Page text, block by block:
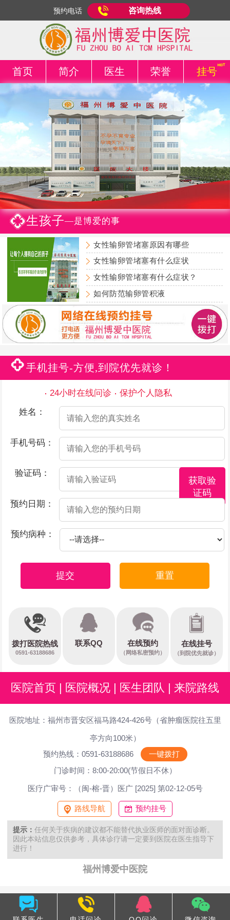
预约电话 咨询热线
首页 简介 医生 荣誉 挂号
生孩子—是博爱的事
女性输卵管堵塞原因有哪些
女性输卵管堵塞有什么症状
女性输卵管堵塞有什么症状？
如何防范输卵管积液
手机挂号-方便,到院优先就诊！
24小时在线问诊
保护个人隐私
姓名：
手机号码：
验证码：
获取验
证码
预约日期：
预约病种：
提交 重置
拨打医院热线
0591-63188686
联系QQ 在线预约
（网络私密预约）
在线挂号
（到院优先就诊）
医院首页 医院概况 医生团队 来院路线
医院地址：福州市晋安区福马路424-426号（省肿瘤医院往五里
亭方向100米）
预约热线：0591-63188686
一键拨打
门诊时间：8:00-20:00(节假日不休）
医疗广审号：（闽-榕-晋）医广 [2025] 第02-12-05号
路线导航 预约挂号
提示： 任何关于疾病的建议都不能替代执业医师的面对面诊断。
因此本站信息仅供参考，具体诊疗请一定要到医院在医生指导下
进行！
福州博爱中医院